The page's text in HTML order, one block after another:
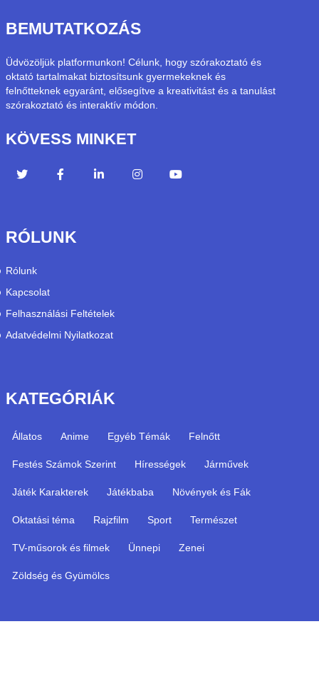
BEMUTATKOZÁS
Üdvözöljük platformunkon! Célunk, hogy szórakoztató és
oktató tartalmakat biztosítsunk gyermekeknek és
felnőtteknek egyaránt, elősegítve a kreativitást és a tanulást
szórakoztató és interaktív módon.
KÖVESS MINKET
RÓLUNK
Rólunk
Kapcsolat
Felhasználási Feltételek
Adatvédelmi Nyilatkozat
KATEGÓRIÁK
Állatos Anime Egyéb Témák Felnőtt
Festés Számok Szerint Hírességek Járművek
Játék Karakterek Játékbaba Növények és Fák
Oktatási téma Rajzfilm Sport Természet
TV-műsorok és filmek Ünnepi Zenei
Zöldség és Gyümölcs